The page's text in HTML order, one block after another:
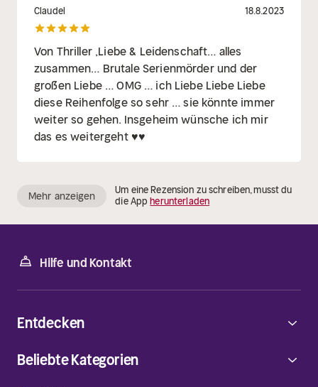
Claudel 18.8.2023
Von Thriller ,Liebe & Leidenschaft… alles
zusammen… Brutale Serienmörder und der
großen Liebe … OMG … ich Liebe Liebe Liebe
diese Reihenfolge so sehr … sie könnte immer
weiter so gehen. Insgeheim wünsche ich mir
das es weitergeht ♥️♥️
Mehr anzeigen
Um eine Rezension zu schreiben, musst du
die Appherunterladen
Hilfe und Kontakt
Entdecken
Beliebte Kategorien